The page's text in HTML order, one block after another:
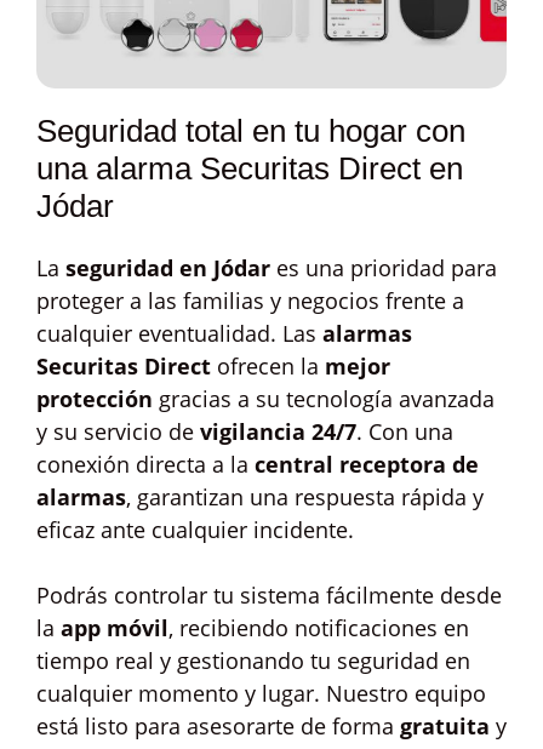
Seguridad total en tu hogar con
una alarma Securitas Direct en
Jódar
La seguridad en Jódar es una prioridad para
proteger a las familias y negocios frente a
cualquier eventualidad. Las alarmas
Securitas Direct ofrecen la mejor
protección gracias a su tecnología avanzada
y su servicio de vigilancia 24/7. Con una
conexión directa a la central receptora de
alarmas, garantizan una respuesta rápida y
eficaz ante cualquier incidente.
Podrás controlar tu sistema fácilmente desde
la app móvil, recibiendo notificaciones en
tiempo real y gestionando tu seguridad en
cualquier momento y lugar. Nuestro equipo
está listo para asesorarte de forma gratuita y